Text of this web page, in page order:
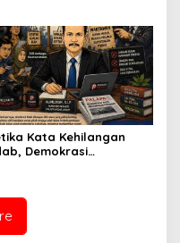
Kata Kehilangan
Demokrasi